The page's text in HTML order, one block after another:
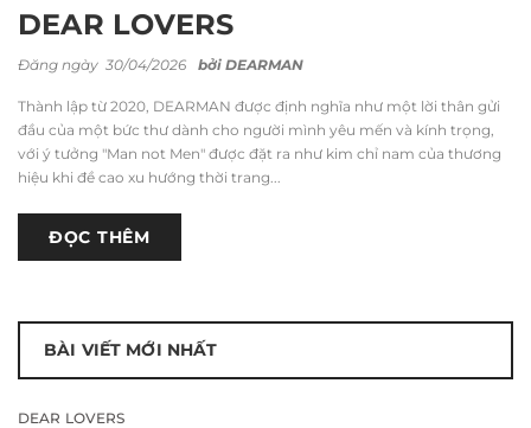
DEAR LOVERS
Đăng ngày 30/04/2026 bởi DEARMAN
Thành lập từ 2020, DEARMAN được định nghĩa như một lời thân gửi
đầu của một bức thư dành cho người mình yêu mến và kính trọng,
với ý tưởng "Man not Men" được đặt ra như kim chỉ nam của thương
hiệu khi đề cao xu hướng thời trang...
ĐỌC THÊM
BÀI VIẾT MỚI NHẤT
DEAR LOVERS